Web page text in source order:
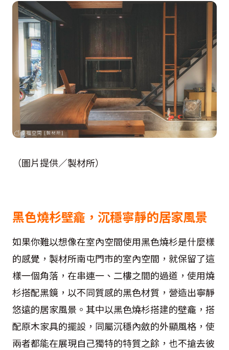
（圖片提供／製材所）
黑色燒杉壁龕，沉穩寧靜的居家風景
如果你難以想像在室內空間使用黑色燒杉是什麼樣
的感覺，製材所南屯門市的室內空間，就保留了這
樣一個角落，在串連一、二樓之間的過道，使用燒
杉搭配黑鏡，以不同質感的黑色材質，營造出寧靜
悠遠的居家風景。其中以黑色燒杉搭建的壁龕，搭
配原木家具的擺設，同屬沉穩內斂的外顯風格，使
兩者都能在展現自己獨特的特質之餘，也不搶去彼